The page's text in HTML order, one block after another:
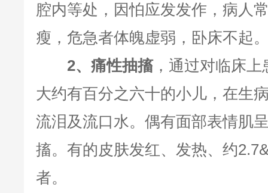
腔内等处，因怕应发发作，病人
瘦，危急者体魄虚弱，卧床不起
2、痛性抽搐，通过对临床上
大约有百分之六十的小儿，在生
流泪及流口水。偶有面部表情肌
搐。有的皮肤发红、发热、约
者。